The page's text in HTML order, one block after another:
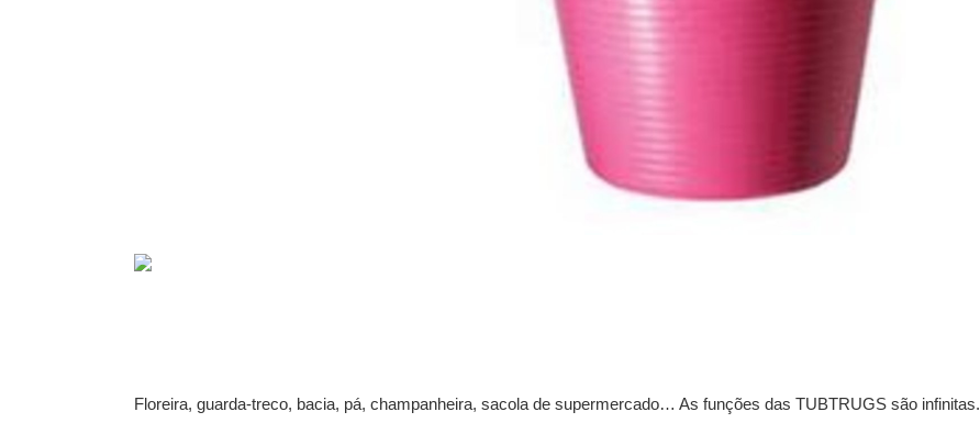
Floreira, guarda-treco, bacia, pá, champanheira, sacola de supermercado… As funções das TUBTRUGS são infinitas.